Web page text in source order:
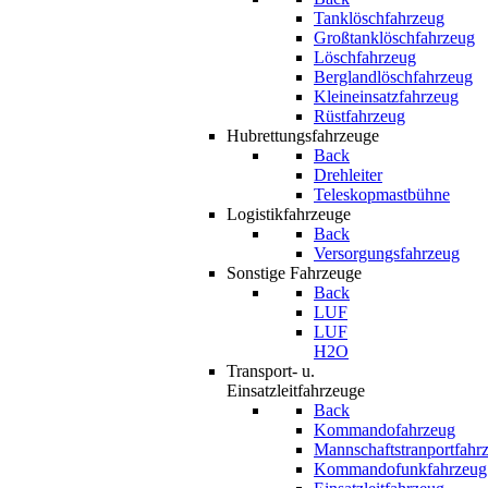
Tanklöschfahrzeug
Großtanklöschfahrzeug
Löschfahrzeug
Berglandlöschfahrzeug
Kleineinsatzfahrzeug
Rüstfahrzeug
Hubrettungsfahrzeuge
Back
Drehleiter
Teleskopmastbühne
Logistikfahrzeuge
Back
Versorgungsfahrzeug
Sonstige Fahrzeuge
Back
LUF
LUF
H2O
Transport- u.
Einsatzleitfahrzeuge
Back
Kommandofahrzeug
Kommandofunkfahrzeug